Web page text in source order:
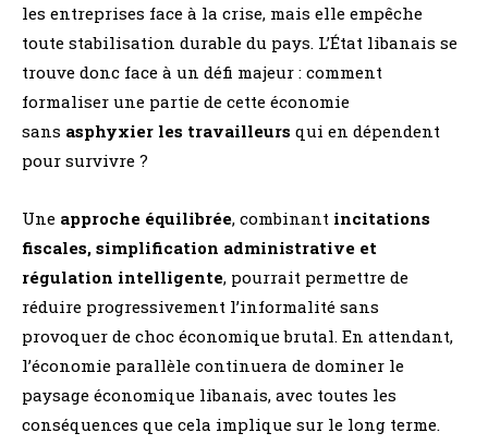
les entreprises face à la crise, mais elle empêche
toute stabilisation durable du pays. L’État libanais se
trouve donc face à un défi majeur : comment
formaliser une partie de cette économie
sans asphyxier les travailleurs qui en dépendent
pour survivre ?
Une approche équilibrée, combinant incitations
fiscales, simplification administrative et
régulation intelligente, pourrait permettre de
réduire progressivement l’informalité sans
provoquer de choc économique brutal. En attendant,
l’économie parallèle continuera de dominer le
paysage économique libanais, avec toutes les
conséquences que cela implique sur le long terme.